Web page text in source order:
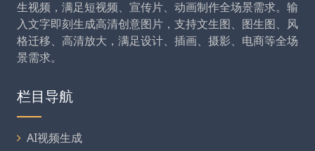
生视频，满足短视频、宣传片、动画制作全场景需求。输
入文字即刻生成高清创意图片，支持文生图、图生图、风
格迁移、高清放大，满足设计、插画、摄影、电商等全场
景需求。
栏目导航
AI视频生成